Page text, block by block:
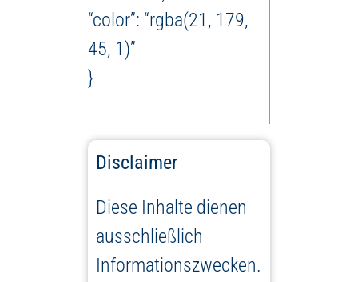
“color”: “rgba(21, 179,
45, 1)”
}
Disclaimer
Diese Inhalte dienen
ausschließlich
Informationszwecken.